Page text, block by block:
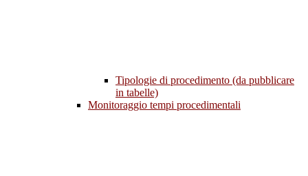
Tipologie di procedimento (da pubblicare
in tabelle)
Monitoraggio tempi procedimentali